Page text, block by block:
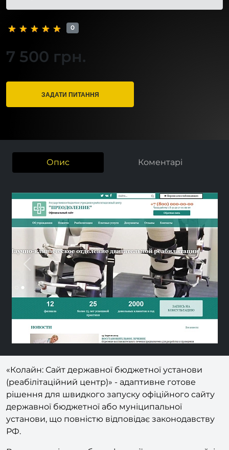
0
7 500 грн.
ЗАДАТИ ПИТАННЯ
Опис Коментарі
Previous
«Колайн: Сайт державної бюджетної установи
(реабілітаційний центр)» - адаптивне готове
рішення для швидкого запуску офіційного сайту
державної бюджетної або муніципальної
установи, що повністю відповідає законодавству